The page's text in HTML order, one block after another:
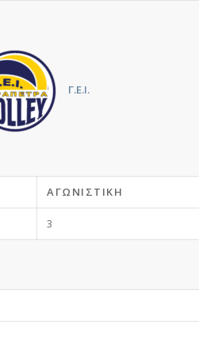
Γ.Ε.Ι.
ΑΓΩΝΙΣΤΙΚΉ
3